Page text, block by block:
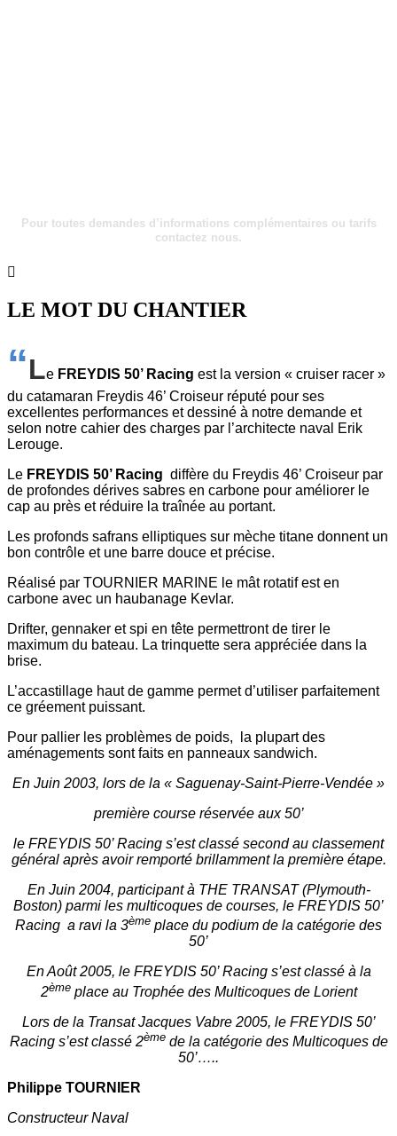
Pour toutes demandes d’informations complémentaires ou tarifs
contactez nous.
LE MOT DU CHANTIER
“Le FREYDIS 50’ Racing est la version « cruiser racer »
du catamaran Freydis 46’ Croiseur réputé pour ses
excellentes performances et dessiné à notre demande et
selon notre cahier des charges par l’architecte naval Erik
Lerouge.
Le FREYDIS 50’ Racing diffère du Freydis 46’ Croiseur par
de profondes dérives sabres en carbone pour améliorer le
cap au près et réduire la traînée au portant.
Les profonds safrans elliptiques sur mèche titane donnent un
bon contrôle et une barre douce et précise.
Réalisé par TOURNIER MARINE le mât rotatif est en
carbone avec un haubanage Kevlar.
Drifter, gennaker et spi en tête permettront de tirer le
maximum du bateau. La trinquette sera appréciée dans la
brise.
L’accastillage haut de gamme permet d’utiliser parfaitement
ce gréement puissant.
Pour pallier les problèmes de poids, la plupart des
aménagements sont faits en panneaux sandwich.
En Juin 2003, lors de la « Saguenay-Saint-Pierre-Vendée »
première course réservée aux 50’
le FREYDIS 50’ Racing s’est classé second au classement
général après avoir remporté brillamment la première étape.
En Juin 2004, participant à THE TRANSAT (Plymouth-
Boston) parmi les multicoques de courses, le FREYDIS 50’
Racing a ravi la 3ème place du podium de la catégorie des
50’
En Août 2005, le FREYDIS 50’ Racing s’est classé à la
2èmeplace au Trophée des Multicoques de Lorient
Lors de la Transat Jacques Vabre 2005, le FREYDIS 50’
Racing s’est classé 2èmede la catégorie des Multicoques de
50’…..
Philippe TOURNIER
Constructeur Naval